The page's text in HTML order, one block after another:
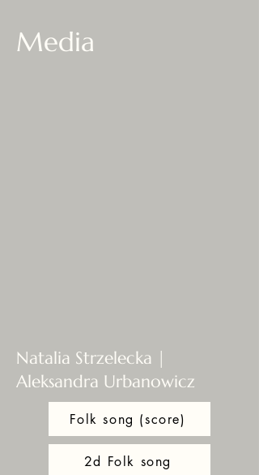
Media
Natalia Strzelecka |
Aleksandra Urbanowicz
Folk song (score)
2d Folk song